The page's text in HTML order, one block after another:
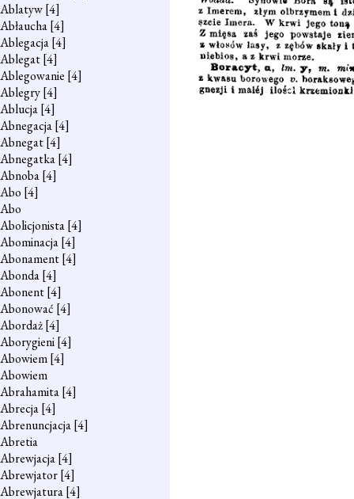
Ablatyw[4]
Abłaucha[4]
Ablegacja[4]
Ablegat[4]
Ablegowanie [4]
Ablegry[4]
Ablucja[4]
Abnegacja[4]
Abnegat[4]
Abnegatka[4]
Abnoba[4]
Abo [4]
Abo
Abolicjonista[4]
Abominacja[4]
Abonament[4]
Abonda[4]
Abonent[4]
Abonować [4]
Abordaż[4]
Aborygieni[4]
Abowiem[4]
Abowiem
Abrahamita[4]
Abrecja[4]
Abrenuncjacja[4]
Abretia
Abrewjacja[4]
Abrewjator[4]
Abrewjatura[4]